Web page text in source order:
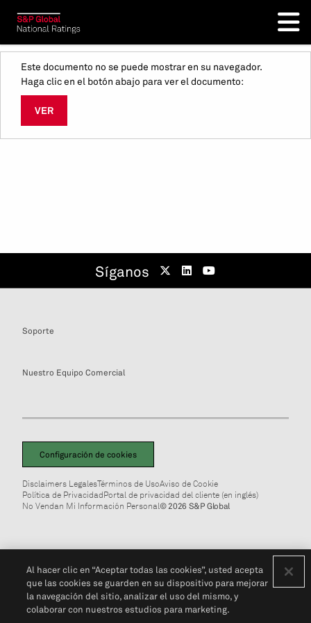
Este documento no se puede mostrar en su navegador.
Haga clic en el botón abajo para ver el documento:
VER
Síganos
Soporte
Nuestro Equipo Comercial
Configuración de cookies
Disclaimers LegalesTérminos de UsoAviso de Cookie
Política de PrivacidadPortal de privacidad del cliente (en inglés)
No Vendan Mi Información Personal© 2026 S&P Global
Al hacer clic en “Aceptar todas las cookies”, usted acepta
que las cookies se guarden en su dispositivo para mejorar
la navegación del sitio, analizar el uso del mismo, y
colaborar con nuestros estudios para marketing.